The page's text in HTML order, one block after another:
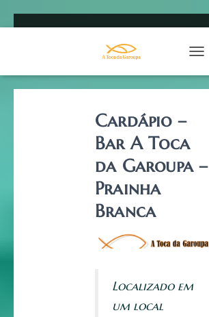
Cardápio –
Bar A Toca
da Garoupa –
Prainha
Branca
Localizado em
um local